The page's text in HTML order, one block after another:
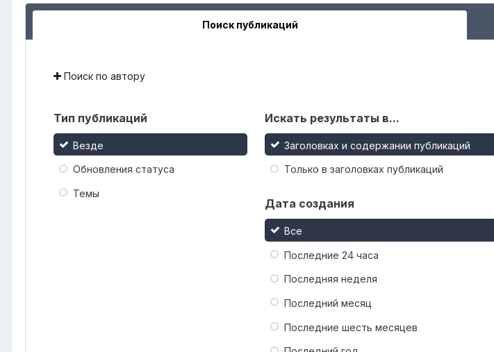
Поиск публикаций
Поиск по автору
Тип публикаций
Везде
Обновления статуса
Темы
Искать результаты в...
Заголовках и содержании публикаций
Только в заголовках публикаций
Дата создания
Все
Последние 24 часа
Последняя неделя
Последний месяц
Последние шесть месяцев